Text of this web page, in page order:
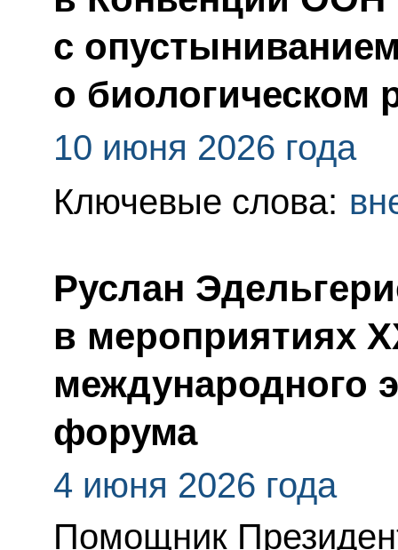
с
о биологическом
10 июня 2026 года
Ключевые слова:
Руслан
в мероприятиях
международного
форума
4 июня 2026 года
Помощник